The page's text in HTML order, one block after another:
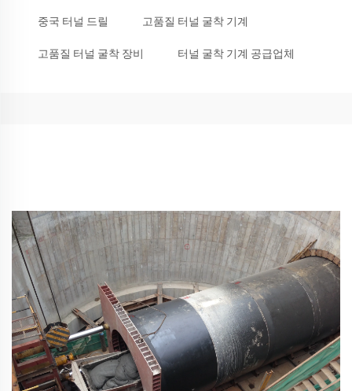
중국 터널 드릴 고품질 터널 굴착 기계
고품질 터널 굴착 장비 터널 굴착 기계 공급업체